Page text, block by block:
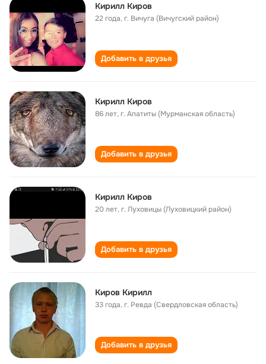
Кирилл Киров
22 года,г. Вичуга (Вичугский район)
Добавить в друзья
Кирилл Киров
86 лет,г. Апатиты (Мурманская область)
Добавить в друзья
Кирилл Киров
20 лет,г. Луховицы (Луховицкий район)
Добавить в друзья
Киров Кирилл
33 года,г. Ревда (Свердловская область)
Добавить в друзья